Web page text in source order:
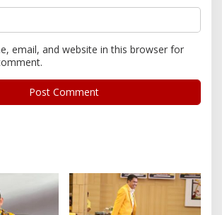
email, and website in this browser for